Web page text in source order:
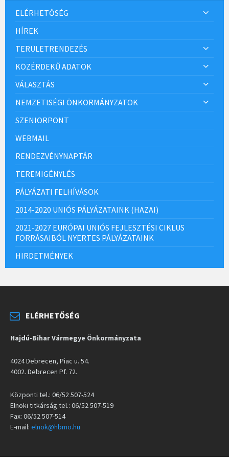
ELÉRHETŐSÉG
HÍREK
TERÜLETRENDEZÉS
KÖZÉRDEKŰ ADATOK
VÁLASZTÁS
NEMZETISÉGI ÖNKORMÁNYZATOK
SZENIORPONT
WEBMAIL
RENDEZVÉNYNAPTÁR
TEREMIGÉNYLÉS
PÁLYÁZATI FELHÍVÁSOK
2014-2020 UNIÓS PÁLYÁZATAINK (HAZAI)
2021-2027 EURÓPAI UNIÓS FEJLESZTÉSI CIKLUS
FORRÁSAIBÓL NYERTES PÁLYÁZATAINK
HIRDETMÉNYEK
ELÉRHETŐSÉG
Hajdú-Bihar Vármegye Önkormányzata
4024 Debrecen, Piac u. 54.
4002. Debrecen Pf. 72.
Központi tel.: 06/52 507-524
Elnöki titkárság tel.: 06/52 507-519
Fax: 06/52 507-514
E-mail: elnok@hbmo.hu